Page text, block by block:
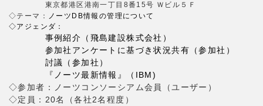
東京都港区港南一丁目8番15号 Ｗビル５Ｆ
◇テーマ： ノーツDB情報の管理について
◇アジェンダ：
事例紹介（飛島建設株式会社）
参加社アンケートに基づき状況共有（参加社）
討議（参加社）
『ノーツ最新情報』（IBM)
◇参加者：ノーツコンソーシアム会員（ユーザー）
◇定員：20名（各社2名程度）